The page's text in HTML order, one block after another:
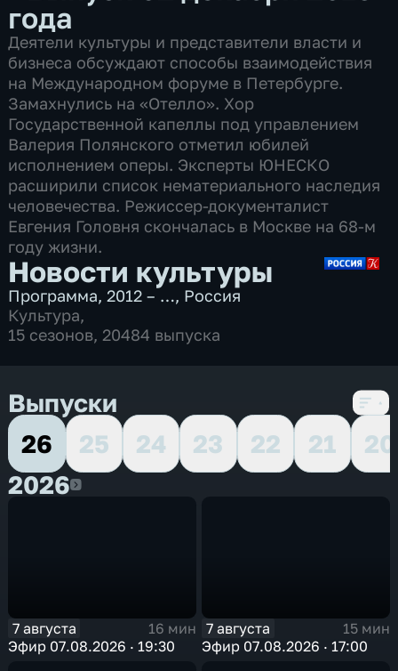
года
Деятели культуры и представители власти и
бизнеса обсуждают способы взаимодействия
на Международном форуме в Петербурге.
Замахнулись на «Отелло». Хор
Государственной капеллы под управлением
Валерия Полянского отметил юбилей
исполнением оперы. Эксперты ЮНЕСКО
расширили список нематериального наследия
человечества. Режиссер-документалист
Евгения Головня скончалась в Москве на 68-м
году жизни.
Новости культуры
Программа,2012 – …, Россия
Культура,
15 сезонов, 20484 выпуска
Выпуски
26
25 24 23 22 21
20
20262026
7 августа
16 мин
Эфир 07.08.2026 · 19:30
7 августа
15 мин
Эфир 07.08.2026 · 17:00